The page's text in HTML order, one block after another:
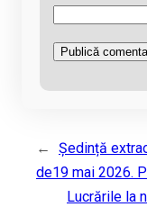
←
Ședință
de19 mai 2026.
Lucrările la